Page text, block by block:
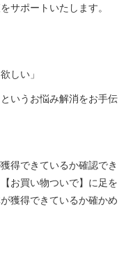
サポートいたします。
しい」
いうお悩み解消をお手伝
得できているか確認でき
お買い物ついで】に足を
獲得できているか確かめ